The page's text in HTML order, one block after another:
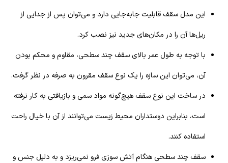
این مدل سقف قابلیت جابه‌جایی دارد و می‌توان پس از جدایی از
ریل‌ها آن را در مکان‌های جدید نیز نصب کرد.
با توجه به طول عمر بالای سقف چند سطحی، مقاوم و محکم بودن
آن، می‌توان این سازه را یک نوع سقف مقرون به صرفه در نظر گرفت.
در ساخت این نوع سقف هیچ‌گونه مواد سمی و بازیافتی به کار نرفته
است، بنابراین دوستداران محیط زیست می‌توانند از آن با خیال راحت
استفاده کنند.
سقف چند سطحی هنگام آتش سوزی فرو نمی‌ریزد و به دلیل جنس و